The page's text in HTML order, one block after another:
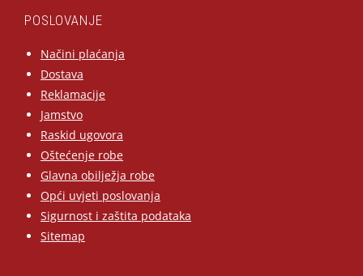
POSLOVANJE
Načini plaćanja
Dostava
Reklamacije
Jamstvo
Raskid ugovora
Oštećenje robe
Glavna obilježja robe
Opći uvjeti poslovanja
Sigurnost i zaštita podataka
Sitemap